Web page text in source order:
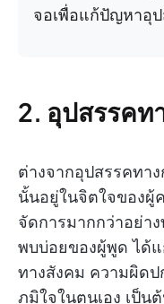
จอเพื่อแก้ปัญหาอุ
2. อุปสรรคท
ต่างจากอุปสรรคทา
นั้นอยู่ในจิตใจของผู้
จัดการมากกว่าอย่า
พบบ่อยของผู้พูด ได้แ
ทางสังคม ความผิด
ภูมิใจในตนเอง เป็น